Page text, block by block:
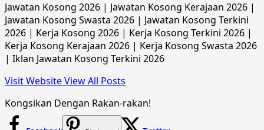
Jawatan Kosong 2026 | Jawatan Kosong Kerajaan 2026 |
Jawatan Kosong Swasta 2026 | Jawatan Kosong Terkini
2026 | Kerja Kosong 2026 | Kerja Kosong Terkini 2026 |
Kerja Kosong Kerajaan 2026 | Kerja Kosong Swasta 2026
| Iklan Jawatan Kosong Terkini 2026
Visit WebsiteView All Posts
Kongsikan Dengan Rakan-rakan!